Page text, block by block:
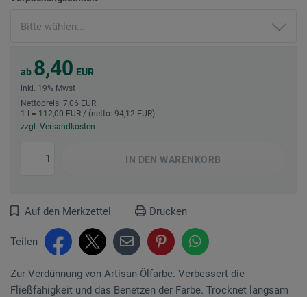
ab 8,40 EUR
inkl. 19% Mwst
Nettopreis: 7,06 EUR
1 l = 112,00 EUR / (netto: 94,12 EUR)
zzgl. Versandkosten
IN DEN WARENKORB
Auf den Merkzettel Drucken
Teilen
Zur Verdünnung von Artisan-Ölfarbe. Verbessert die
Fließfähigkeit und das Benetzen der Farbe. Trocknet langsam